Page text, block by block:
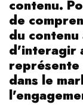
contenu.
de
du
d'interagir
représente
dans le